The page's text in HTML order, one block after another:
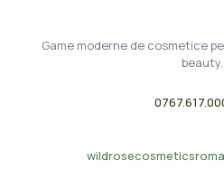
Game moderne de cosmetice
beauty.